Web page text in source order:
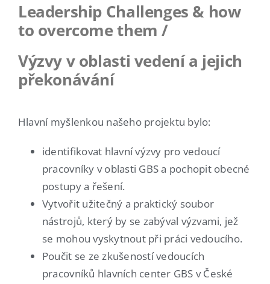
Leadership Challenges & how
to overcome them /
Výzvy v oblasti vedení a jejich
překonávání
Hlavní myšlenkou našeho projektu bylo:
identifikovat hlavní výzvy pro vedoucí
pracovníky v oblasti GBS a pochopit obecné
postupy a řešení.
Vytvořit užitečný a praktický soubor
nástrojů, který by se zabýval výzvami, jež
se mohou vyskytnout při práci vedoucího.
Poučit se ze zkušeností vedoucích
pracovníků hlavních center GBS v České